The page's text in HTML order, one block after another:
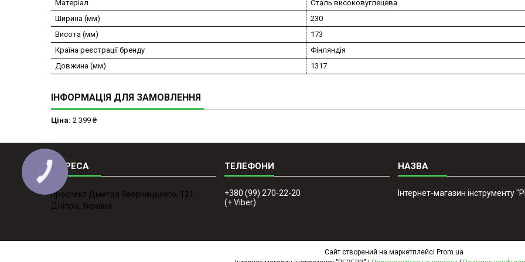
Матеріал
Сталь високовуглецева
Ширина (мм)
230
Висота (мм)
173
Країна реєстрації бренду
Фінляндія
Довжина (мм)
1317
ІНФОРМАЦІЯ ДЛЯ ЗАМОВЛЕННЯ
Ціна: 2 399 ₴
проспект Дмитра Яворницького, 121,
Дніпро, Україна
+380 (99) 270-22-20
(+ Viber)
Інтернет-магазин інструменту
Сайт створений на маркетплейсі Prom.ua
КНОПКА
ЗВ'ЯЗКУ